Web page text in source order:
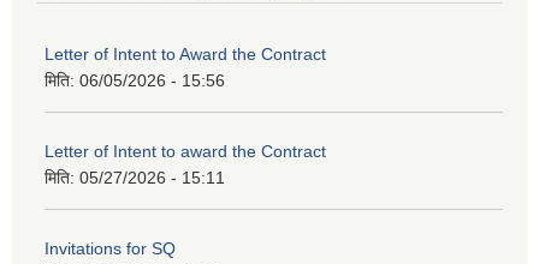
Letter of Intent to Award the Contract
मिति: 06/05/2026 - 15:56
Letter of Intent to award the Contract
मिति: 05/27/2026 - 15:11
Invitations for SQ